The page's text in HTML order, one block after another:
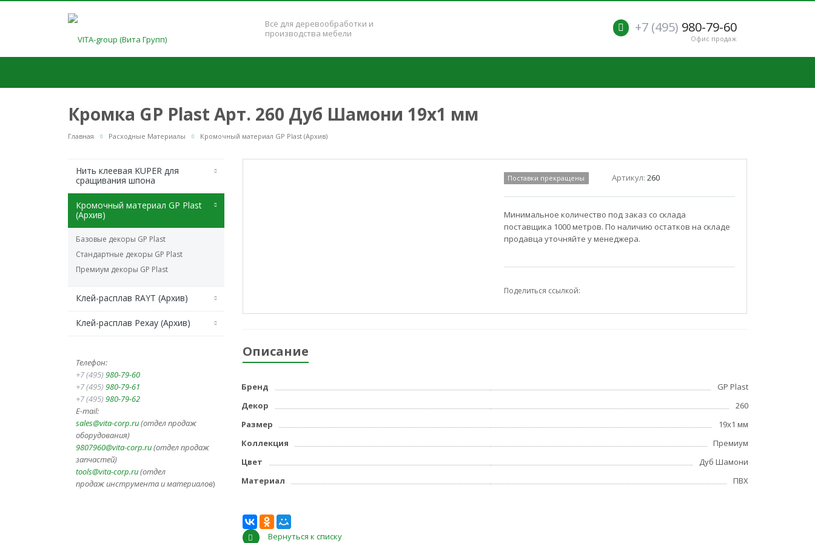
Всё для деревообработки и
производства мебели
+7 (495) 980-79-60
Офис продаж
Кромка GP Plast Арт. 260 Дуб Шамони 19x1 мм
Главная Расходные Материалы Кромочный материал GP Plast (Архив)
Нить клеевая KUPER для
сращивания шпона
Кромочный материал GP Plast
(Архив)
Базовые декоры GP Plast
Стандартные декоры GP Plast
Премиум декоры GP Plast
Клей-расплав RAYT (Архив)
Клей-расплав Рехау (Архив)
Телефон:
+7 (495) 980-79-60
+7 (495) 980-79-61
+7 (495) 980-79-62
E-mail:
sales@vita-corp.ru(отдел продаж
оборудования)
9807960@vita-corp.ru(отдел продаж
запчастей)
tools@vita-corp.ru(отдел
продаж инструмента иматериалов)
Поставки прекращены Артикул: 260
Минимальное количество под заказ со склада
поставщика 1000 метров. По наличию остатков на складе
продавца уточняйте у менеджера.
Поделиться ссылкой:
Описание
Бренд
GP Plast
Декор
260
Размер
19x1 мм
Коллекция
Премиум
Цвет
Дуб Шамони
Материал
ПВХ
Вернуться к списку